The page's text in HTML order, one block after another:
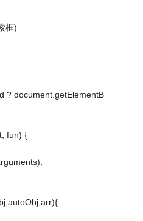
框)
? document.getElementB
fun) {